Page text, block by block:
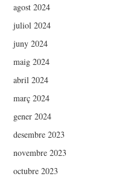
agost 2024
juliol 2024
juny 2024
maig 2024
abril 2024
març 2024
gener 2024
desembre 2023
novembre 2023
octubre 2023